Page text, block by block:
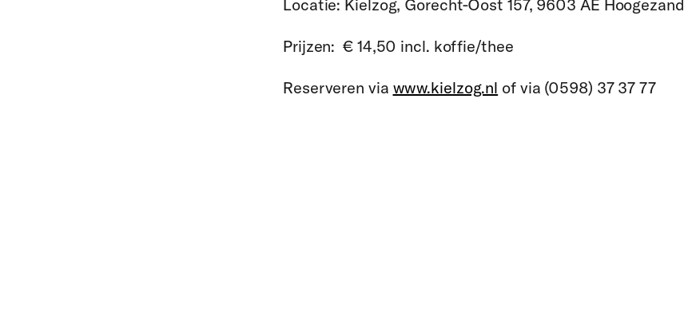
Locatie: Kielzog, Gorecht-Oost 157, 9603 AE Hoogezand
Prijzen: € 14,50 incl. koffie/thee
Reserveren via www.kielzog.nl of via (0598) 37 37 77